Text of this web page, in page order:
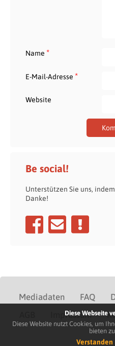
Name *
E-Mail-Adresse *
Website
Be social!
Unterstützen Sie uns,
Danke!
Mediadaten FAQ
Impressum
Diese Webseite
Diese Website nutzt Cookies, um
bieten
Verstanden